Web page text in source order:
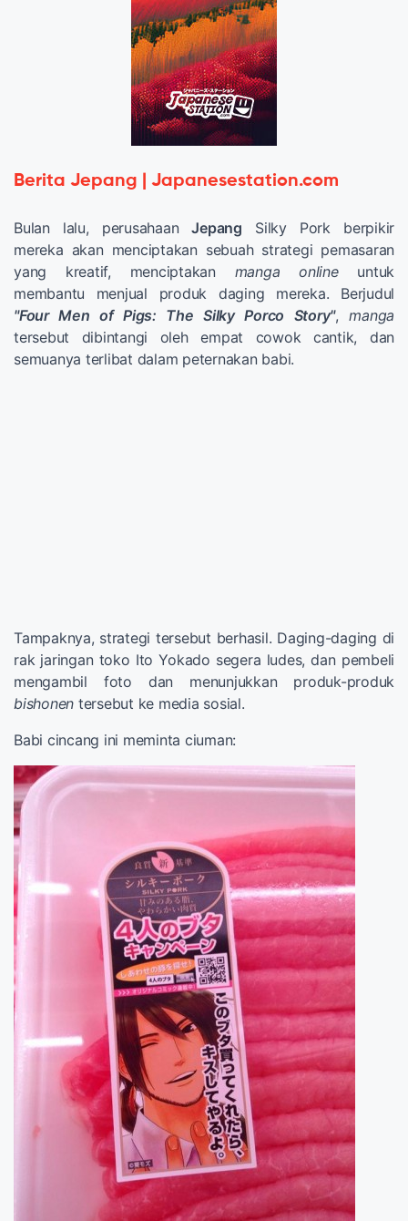
Berita Jepang | Japanesestation.com
Bulan lalu, perusahaanJepang Silky Pork berpikir
mereka akan menciptakan sebuah strategi pemasaran
yang kreatif, menciptakan manga onlineuntuk
membantu menjual produk daging mereka. Berjudul
"Four Men of Pigs: The Silky Porco Story",manga
tersebut dibintangi oleh empat cowok cantik, dan
semuanya terlibat dalam peternakan babi.
Tampaknya, strategi tersebut berhasil. Daging-daging di
rak jaringan toko Ito Yokado segera ludes, dan pembeli
mengambil foto dan menunjukkan produk-produk
bishonen tersebut ke media sosial.
Babi cincang ini meminta ciuman: